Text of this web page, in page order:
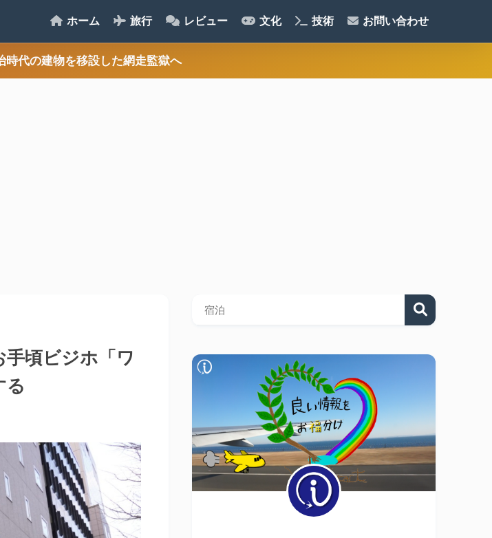
ホーム 旅行 レビュー 文化 技術 お問い合わせ
時代の建物を移設した網走監獄へ
頃ビジホ「ワ
る